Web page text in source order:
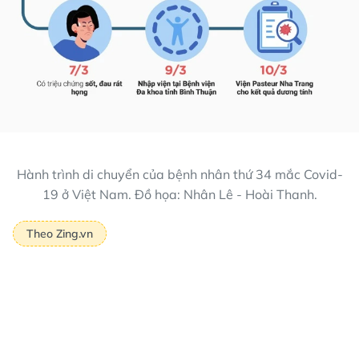
Hành trình di chuyển của bệnh nhân thứ 34 mắc Covid-
19 ở Việt Nam. Đồ họa: Nhân Lê - Hoài Thanh.
Theo Zing.vn